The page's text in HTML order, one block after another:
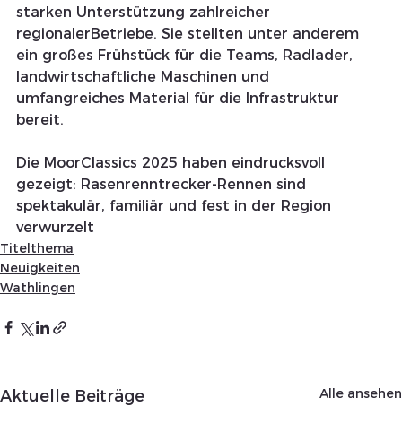
starken Unterstützung zahlreicher
regionalerBetriebe. Sie stellten unter anderem
ein großes Frühstück für die Teams, Radlader,
landwirtschaftliche Maschinen und
umfangreiches Material für die Infrastruktur
bereit.
Die MoorClassics 2025 haben eindrucksvoll
gezeigt: Rasenrenntrecker-Rennen sind
spektakulär, familiär und fest in der Region
verwurzelt
Titelthema
Neuigkeiten
Wathlingen
Aktuelle Beiträge Alle ansehen